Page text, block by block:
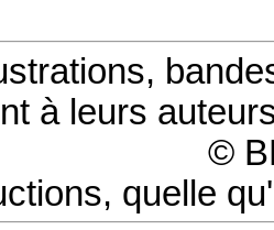
à leurs
©
quelle